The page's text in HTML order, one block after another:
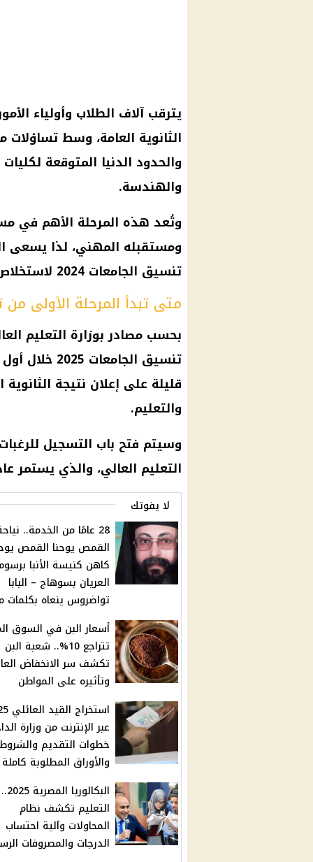
يترقب آلاف الطلاب وأولياء
الثانوية العامة، وسط تساؤلات
والحدود الدنيا المتوقعة
والهندسة.
وتُعد هذه المرحلة الأهم في
ومستقبله المهني، لذا يسعى
تنسيق الجامعات
متى تبدأ المرحلة الأولى من
بحسب مصادر بوزارة التعليم
تنسيق الجامعات 2025
خلال
قليلة على إعلان نتيجة الثانوية
والتعليم.
وسيتم فتح باب التسجيل
التعليم العالي، والذي يستمر عادة لمدة 5
لا يفوتك
28 عامًا من الخدمة..
القمص يوحنا القمص
كاهن كنيسة الأنبا
العريان بسوهاج – البابا
تواضروس ينعاه بكلمات
أسعار البن في السوق
تتراجع 10%.. شعبة البن
تكشف سر الانخفاض
وتأثيره على المواطن
عبر الإنترنت من وزارة
خطوات التقديم والشروط
والأوراق المطلوبة كاملة
البكالوريا المصرية 2025..
التعليم تكشف نظام
المحاولات وآلية احتساب
الدرجات والمصروفات